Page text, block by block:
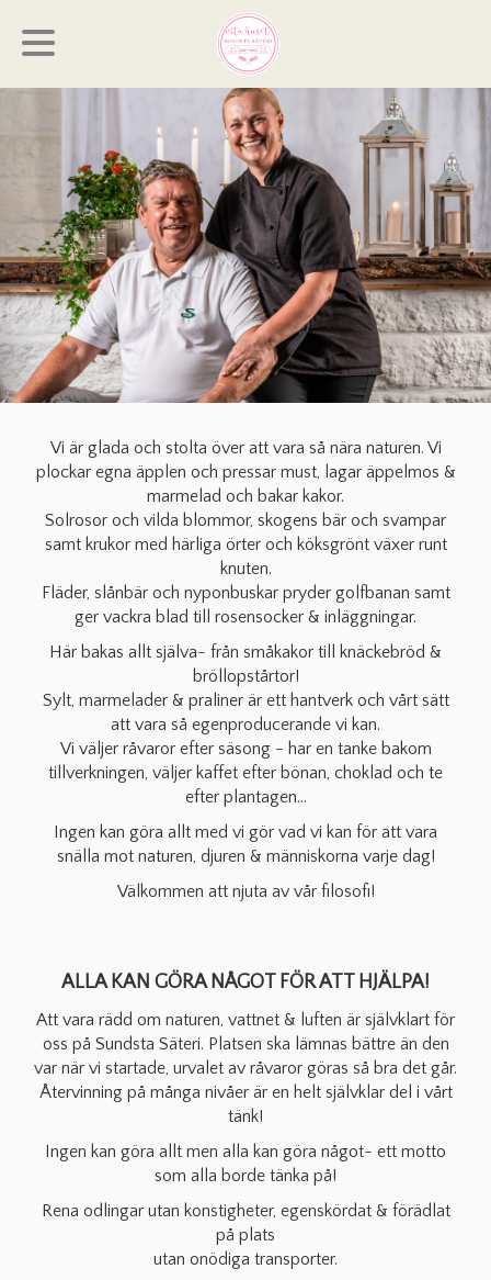
Om oss!
Vi är glada och stolta över att vara så nära naturen. Vi
plockar egna äpplen och pressar must, lagar äppelmos &
marmelad och bakar kakor.
Solrosor och vilda blommor, skogens bär och svampar
samt krukor med härliga örter och köksgrönt växer runt
knuten.
Fläder, slånbär och nyponbuskar pryder golfbanan samt
ger vackra blad till rosensocker & inläggningar.
Här bakas allt själva- från småkakor till knäckebröd &
bröllopstårtor!
Sylt, marmelader & praliner är ett hantverk och vårt sätt
att vara så egenproducerande vi kan.
Vi väljer råvaror efter säsong - har en tanke bakom
tillverkningen, väljer kaffet efter bönan, choklad och te
efter plantagen…
Ingen kan göra allt med vi gör vad vi kan för att vara
snälla mot naturen, djuren & människorna varje dag!
Välkommen att njuta av vår filosofi!
ALLA KAN GÖRA NÅGOT FÖR ATT HJÄLPA!
Att vara rädd om naturen, vattnet & luften är självklart för
oss på Sundsta Säteri. Platsen ska lämnas bättre än den
var när vi startade, urvalet av råvaror göras så bra det går.
Återvinning på många nivåer är en helt självklar del i vårt
tänk!
Ingen kan göra allt men alla kan göra något- ett motto
som alla borde tänka på!
Rena odlingar utan konstigheter, egenskördat & förädlat
på plats
utan onödiga transporter.